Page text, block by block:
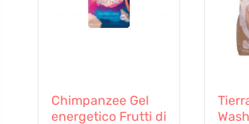
Chimpanzee Gel
energetico Frutti di